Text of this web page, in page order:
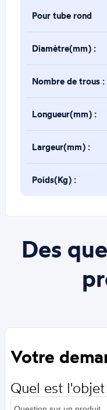
Pour tube rond
de(mm) :
Diamètre(mm) :
Nombre de trous :
Longueur(mm) :
Largeur(mm) :
Poids(Kg) :
Des
Votre
Quel est